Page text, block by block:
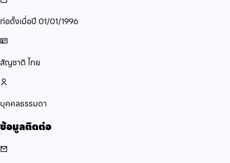
ก่อตั้งเมื่อปี 01/01/1996
สัญชาติ ไทย
บุคคลธรรมดา
ข้อมูลติดต่อ